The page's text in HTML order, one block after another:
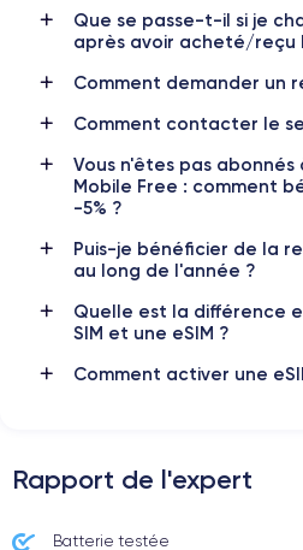
4325 mAh
Réseau mobile
vous pouvez consulter la fiche
Que se passe-t-il si je
après avoir acheté/reçu
Comment demander un
Comment contacter le
Vous n'êtes pas
Mobile Free : comment
-5% ?
Puis-je bénéficier de la
au long de l'année ?
Quelle est la différence
SIM et une eSIM ?
Comment activer une
Rapport de l'expert
Batterie testée